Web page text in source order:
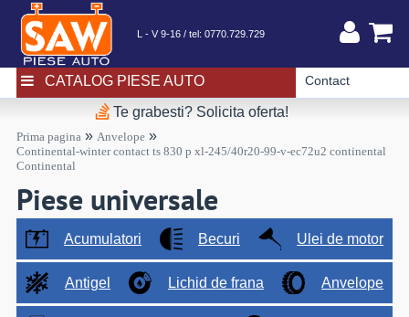
L - V 9-16 / tel: 0770.729.729
CATALOG PIESE AUTO Contact
Te grabesti? Solicita oferta!
Prima pagina » Anvelope»
Continental-winter contact ts 830 p xl-245/40r20-99-v-ec72u2 continental
Continental
Piese universale
Acumulatori Becuri Ulei de motor
Antigel Lichid de frana Anvelope